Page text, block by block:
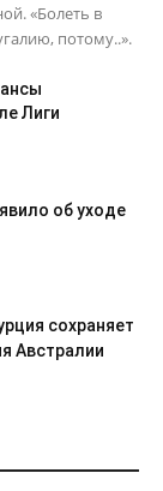
«Болеть в
потому..».
Лиги
об уходе
сохраняет
Австралии